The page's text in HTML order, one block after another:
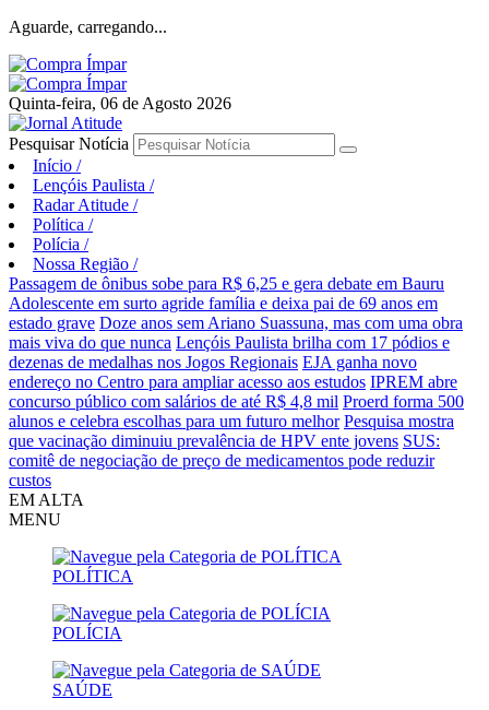
Aguarde, carregando...
Quinta-feira, 06 de Agosto 2026
Pesquisar Notícia
Início /
Lençóis Paulista /
Radar Atitude /
Política /
Polícia /
Nossa Região /
Passagem de ônibus sobe para R$ 6,25 e gera debate em Bauru
Adolescente em surto agride família e deixa pai de 69 anos em
estado grave Doze anos sem Ariano Suassuna, mas com uma obra
mais viva do que nunca Lençóis Paulista brilha com 17 pódios e
dezenas de medalhas nos Jogos Regionais EJA ganha novo
endereço no Centro para ampliar acesso aos estudos IPREM abre
concurso público com salários de até R$ 4,8 mil Proerd forma 500
alunos e celebra escolhas para um futuro melhor Pesquisa mostra
que vacinação diminuiu prevalência de HPV ente jovens SUS:
comitê de negociação de preço de medicamentos pode reduzir
custos
EM ALTA
MENU
POLÍTICA
POLÍCIA
SAÚDE